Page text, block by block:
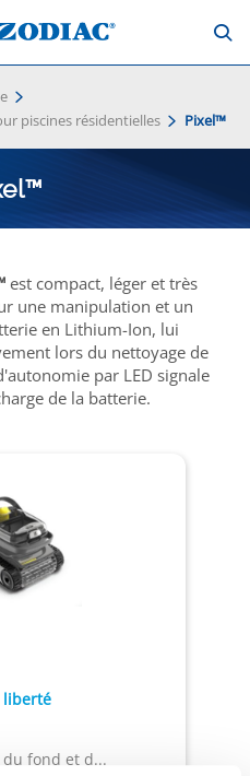
piscines résidentielles
Pixel™
est compact, léger et très
une manipulation et un
en Lithium-Ion, lui
lors du nettoyage de
par LED signale
de la batterie.
liberté
du fond et d...